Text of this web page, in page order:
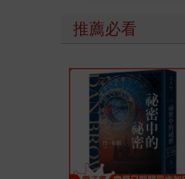
推薦必看